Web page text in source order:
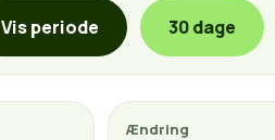
Vis periode 30 dage
Ændring